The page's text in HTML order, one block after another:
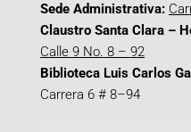
Sede Administrativa:
Claustro Santa Clara –
Calle 9 No. 8 – 92
Biblioteca Luis Carlos
Carrera 6 # 8–94